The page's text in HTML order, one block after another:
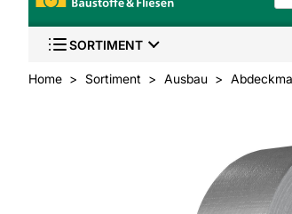
SORTIMENT
Home Sortiment Ausbau